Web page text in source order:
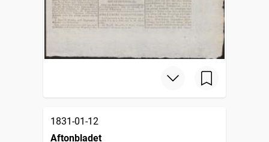
1831-01-12
Aftonbladet